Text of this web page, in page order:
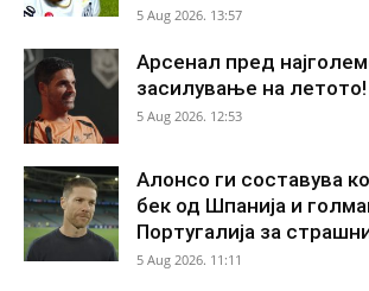
5 Aug 2026. 13:57
Арсенал пред
засилување на летото!
5 Aug 2026. 12:53
Алонсо ги составува
бек од Шпанија и
Португалија за
5 Aug 2026. 11:11